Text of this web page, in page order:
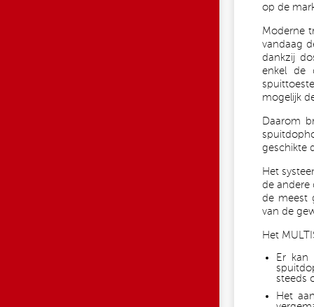
op de
Moderne
vandaag
dankzij
enkel de
mogelijk
Daarom
geschikte
Het
de andere
de meest
van de
Het
Er kan
steeds
Het